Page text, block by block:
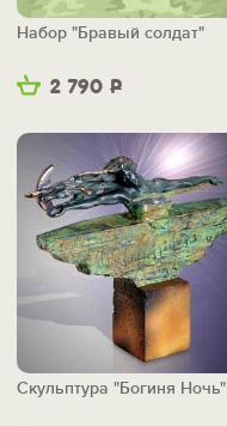
2 790 Р
Набор "Бравый солдат"
Скульптура "Богиня Ночь"